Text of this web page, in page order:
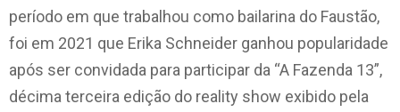
período em que trabalhou como bailarina do Faustão,
foi em 2021 que Erika Schneider ganhou popularidade
após ser convidada para participar da “A Fazenda 13”,
décima terceira edição do reality show exibido pela